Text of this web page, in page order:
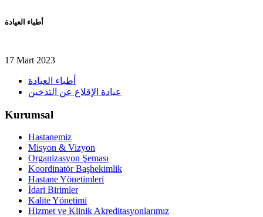
أطباء العيادة
17 Mart 2023
أطباء العيادة
عيادة الإقلاع عن التدخين
Kurumsal
Hastanemiz
Misyon & Vizyon
Organizasyon Şeması
Koordinatör Başhekimlik
Hastane Yönetimleri
İdari Birimler
Kalite Yönetimi
Hizmet ve Klinik Akreditasyonlarımız